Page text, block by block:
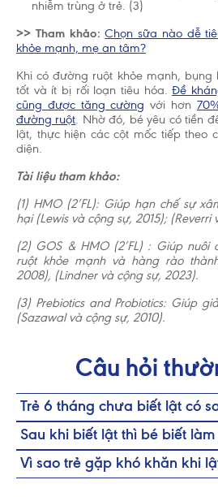
nhiễm trùng ở trẻ. (3)
>> Tham khảo:Chọn sữa nào dễ
khỏe mạnh, mẹ an tâm?
Khi có đường ruột khỏe mạnh, bụng
tốt và ít bị rối loạn tiêu hóa.Đề
cũng được tăng cường với hơn
đường ruột. Nhờ đó, bé yêu có tiền
lật, thực hiện các cột mốc tiếp theo
diện.
Tài liệu tham khảo:
(1) HMO (2’FL): Giúp hạn chế sự
hại (Lewis và cộng sự, 2015); (Reverri
(2) GOS & HMO (2’FL) : Giúp
ruột khỏe mạnh và hàng rào
2008), (Lindner và cộng sự, 2023).
(3) Prebiotics and Probiotics: Giúp
(Sazawal và cộng sự, 2010).
Câu hỏi
Trẻ 6 tháng chưa biết lật có
Thông thường là không đáng ngại
lẫy" để chuyển thẳng sang ngồi
khỏe mạnh. Tuy nhiên, nếu bước
chưa thể lật, cơ thể mềm nhão và
khi nằm sấp, cha mẹ nên đưa con
Sau khi biết lật thì bé biết làm
Sau khi biết lật, các khối cơ của
tục chinh phục các cột mốc vận
đầu học cách giữ thăng bằng để
Vì sao trẻ gặp khó khăn khi
Trẻ chậm lật chủ yếu do thừa cân